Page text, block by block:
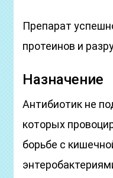
Препарат
протеинов и
Назначение
Антибиотик не
которых
борьбе с